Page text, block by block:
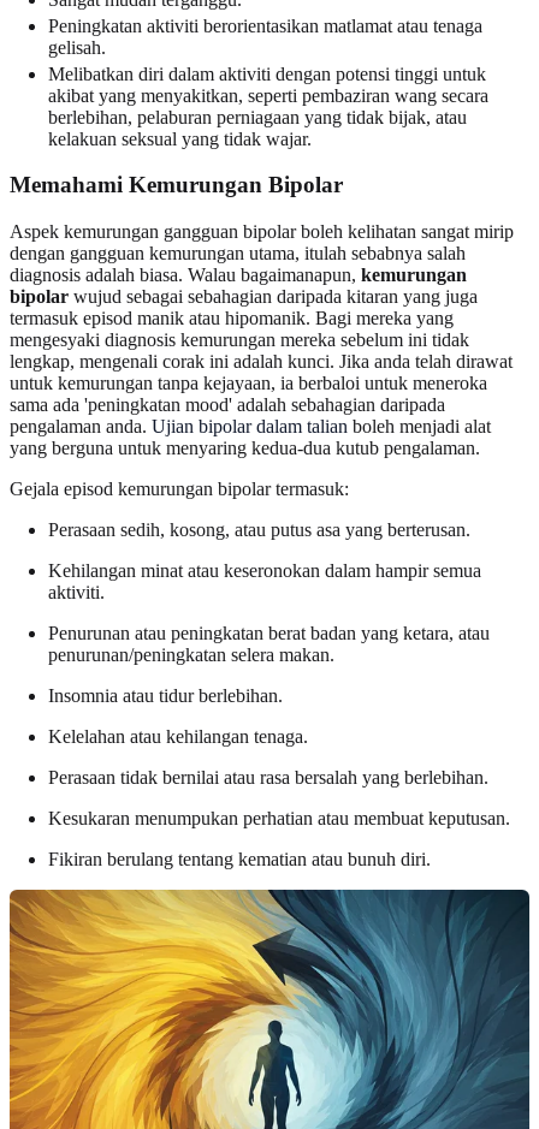
Peningkatan aktiviti berorientasikan matlamat atau tenaga
gelisah.
Melibatkan diri dalam aktiviti dengan potensi tinggi untuk
akibat yang menyakitkan, seperti pembaziran wang secara
berlebihan, pelaburan perniagaan yang tidak bijak, atau
kelakuan seksual yang tidak wajar.
Memahami Kemurungan Bipolar
Aspek kemurungan gangguan bipolar boleh kelihatan sangat mirip
dengan gangguan kemurungan utama, itulah sebabnya salah
diagnosis adalah biasa. Walau bagaimanapun, kemurungan
bipolar wujud sebagai sebahagian daripada kitaran yang juga
termasuk episod manik atau hipomanik. Bagi mereka yang
mengesyaki diagnosis kemurungan mereka sebelum ini tidak
lengkap, mengenali corak ini adalah kunci. Jika anda telah dirawat
untuk kemurungan tanpa kejayaan, ia berbaloi untuk meneroka
sama ada 'peningkatan mood' adalah sebahagian daripada
pengalaman anda. Ujian bipolar dalam talian boleh menjadi alat
yang berguna untuk menyaring kedua-dua kutub pengalaman.
Gejala episod kemurungan bipolar termasuk:
Perasaan sedih, kosong, atau putus asa yang berterusan.
Kehilangan minat atau keseronokan dalam hampir semua
aktiviti.
Penurunan atau peningkatan berat badan yang ketara, atau
penurunan/peningkatan selera makan.
Insomnia atau tidur berlebihan.
Kelelahan atau kehilangan tenaga.
Perasaan tidak bernilai atau rasa bersalah yang berlebihan.
Kesukaran menumpukan perhatian atau membuat keputusan.
Fikiran berulang tentang kematian atau bunuh diri.